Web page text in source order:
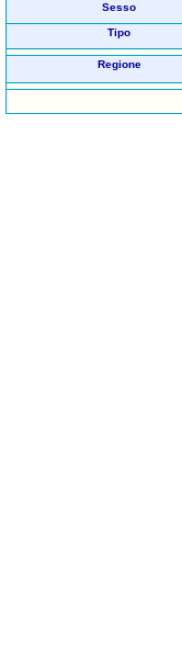
Sesso
Tipo
Regione